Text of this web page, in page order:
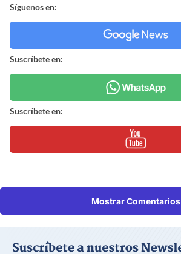
Síguenos en:
Suscríbete en:
Suscríbete en:
Mostrar Comentarios